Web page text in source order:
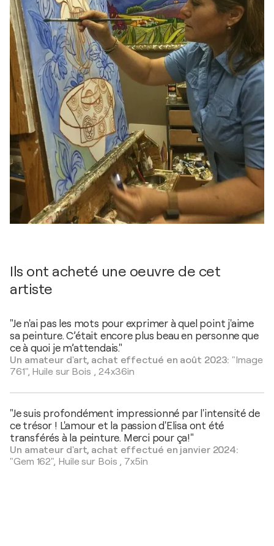
Ils ont acheté une oeuvre de cet
artiste
"Je n'ai pas les mots pour exprimer à quel point j'aime
sa peinture. C’était encore plus beau en personne que
ce à quoi je m’attendais."
Un amateur d'art, achat effectué en août 2023: "Image
761", Huile sur Bois , 24x36in
"Je suis profondément impressionné par l'intensité de
ce trésor ! L'amour et la passion d'Elisa ont été
transférés à la peinture. Merci pour ça!"
Un amateur d'art, achat effectué en janvier 2024:
"Gem 162", Huile sur Bois , 7x5in